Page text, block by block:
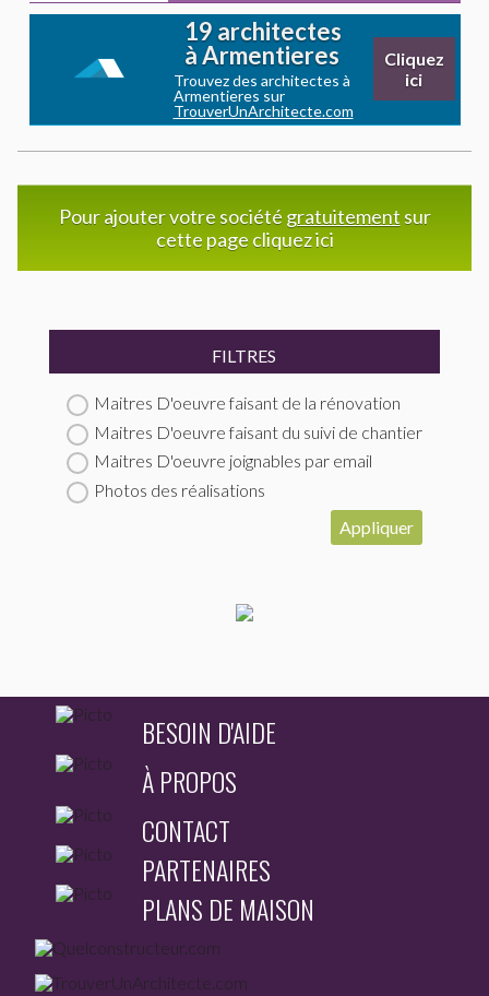
19 architectes
à Armentieres
Trouvez des architectes à
Armentieres sur
TrouverUnArchitecte.com
Cliquez
ici
Pour ajouter votre société gratuitement sur
cette page cliquez ici
FILTRES
Maitres D'oeuvre faisant de la rénovation
Maitres D'oeuvre faisant du suivi de chantier
Maitres D'oeuvre joignables par email
Photos des réalisations
Appliquer
BESOIN D'AIDE
À PROPOS
CONTACT
PARTENAIRES
PLANS DE MAISON